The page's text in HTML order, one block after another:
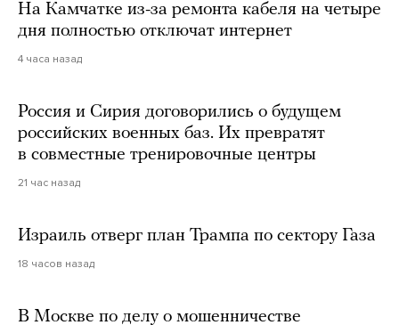
На Камчатке из-за ремонта кабеля на четыре
дня полностью отключат интернет
4 часа назад
Россия и Сирия договорились о будущем
российских военных баз. Их превратят
в совместные тренировочные центры
21 час назад
Израиль отверг план Трампа по сектору Газа
18 часов назад
В Москве по делу о мошенничестве